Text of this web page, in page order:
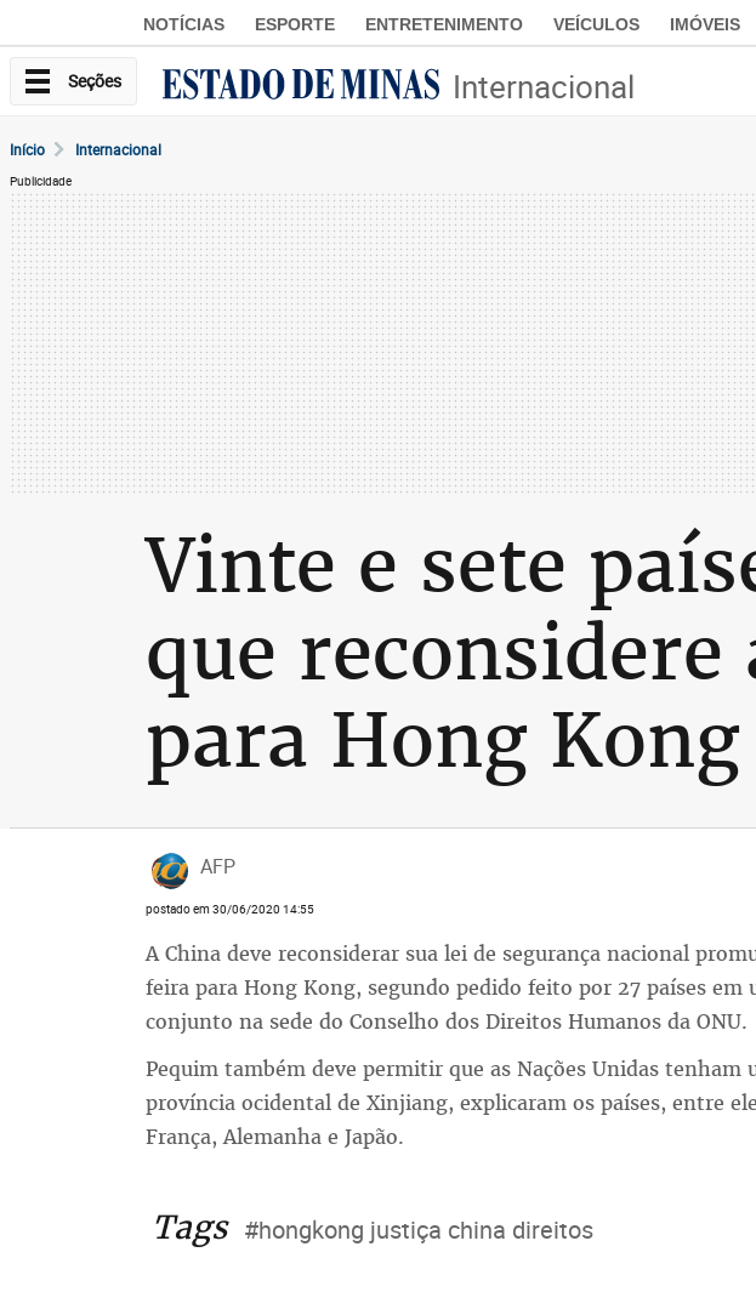
NOTÍCIAS ESPORTE ENTRETENIMENTO VEÍCULOS IMÓVEIS
Seções Internacional
Início Internacional
Publicidade
Vinte e sete
que reconsidere
para Hong Kong
AFP
postado em 30/06/2020 14:55
A China deve reconsiderar sua lei de segurança nacional
feira para Hong Kong, segundo pedido feito por 27 países em
conjunto na sede do Conselho dos Direitos Humanos da ONU.
Pequim também deve permitir que as Nações Unidas tenham
província ocidental de Xinjiang, explicaram os países, entre
França, Alemanha e Japão.
Tags #hongkong justiça china direitos